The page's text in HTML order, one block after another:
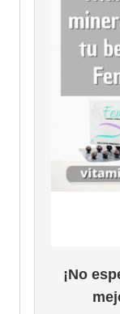
¡No